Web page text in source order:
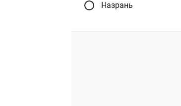
Назрань